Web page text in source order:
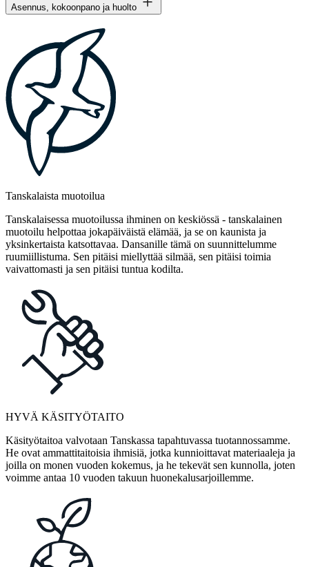
Asennus, kokoonpano ja huolto
Tanskalaista muotoilua
Tanskalaisessa muotoilussa ihminen on keskiössä - tanskalainen
muotoilu helpottaa jokapäiväistä elämää, ja se on kaunista ja
yksinkertaista katsottavaa. Dansanille tämä on suunnittelumme
ruumiillistuma. Sen pitäisi miellyttää silmää, sen pitäisi toimia
vaivattomasti ja sen pitäisi tuntua kodilta.
HYVÄ KÄSITYÖTAITO
Käsityötaitoa valvotaan Tanskassa tapahtuvassa tuotannossamme.
He ovat ammattitaitoisia ihmisiä, jotka kunnioittavat materiaaleja ja
joilla on monen vuoden kokemus, ja he tekevät sen kunnolla, joten
voimme antaa 10 vuoden takuun huonekalusarjoillemme.